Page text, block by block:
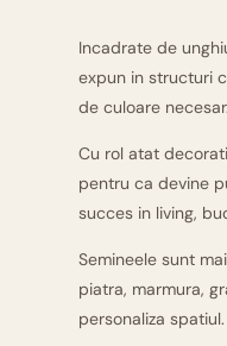
Incadrate de
expun in structuri
de culoare necesar.
Cu rol atat
pentru ca devine
succes in living,
Semineele sunt
piatra, marmura,
personaliza spatiul.